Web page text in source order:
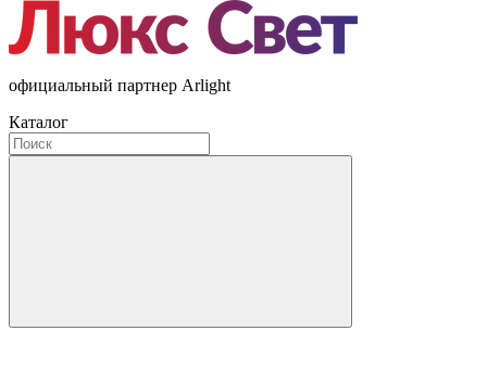
официальный партнер Arlight
Каталог